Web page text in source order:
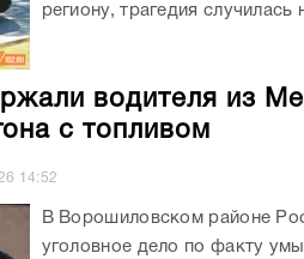
региону, трагедия
водителя из
с топливом
14:52
В Ворошиловском районе
уголовное дело по факту